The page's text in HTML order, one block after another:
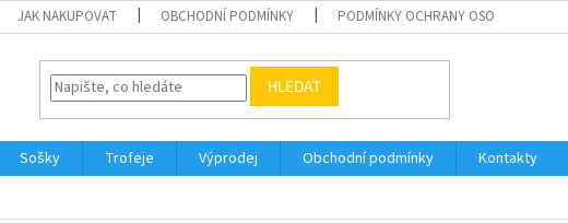
JAK NAKUPOVAT OBCHODNÍ PODMÍNKY PODMÍNKY OCHRANY OSOBNÍCH ÚDAJŮ
HLEDAT
Sošky Trofeje Výprodej Obchodní podmínky
Kontakty